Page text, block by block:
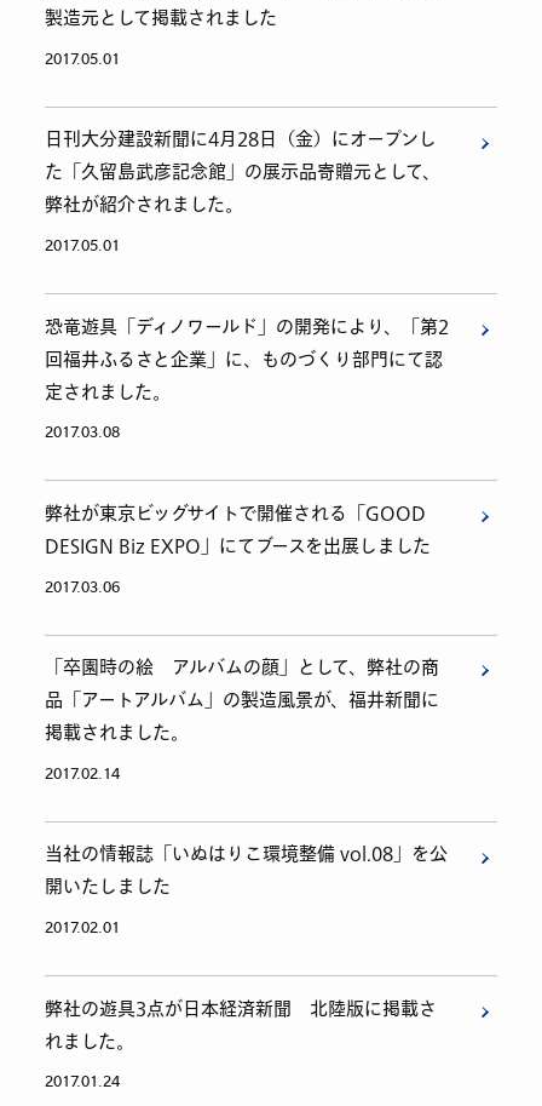
製造元として掲載されました
2017.05.01
日刊大分建設新聞に4月28日（金）にオープンし
た「久留島武彦記念館」の展示品寄贈元として、
弊社が紹介されました。
2017.05.01
恐竜遊具「ディノワールド」の開発により、「第2
回福井ふるさと企業」に、ものづくり部門にて認
定されました。
2017.03.08
弊社が東京ビッグサイトで開催される「GOOD
DESIGN Biz EXPO」にてブースを出展しました
2017.03.06
「卒園時の絵 アルバムの顔」として、弊社の商
品「アートアルバム」の製造風景が、福井新聞に
掲載されました。
2017.02.14
当社の情報誌「いぬはりこ環境整備 vol.08」を公
開いたしました
2017.02.01
弊社の遊具3点が日本経済新聞 北陸版に掲載さ
れました。
2017.01.24